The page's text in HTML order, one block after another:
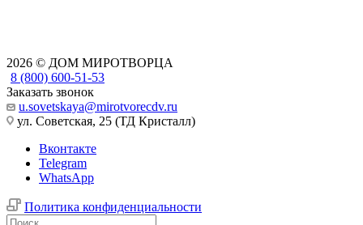
2026 © ДОМ МИРОТВОРЦА
8 (800) 600-51-53
Заказать звонок
u.sovetskaya@mirotvorecdv.ru
ул. Советская, 25 (ТД Кристалл)
Вконтакте
Telegram
WhatsApp
Политика конфиденциальности